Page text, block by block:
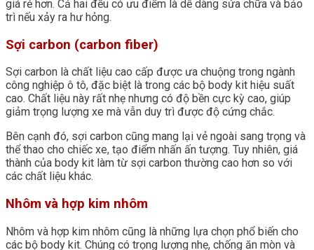
giá rẻ hơn. Cả hai đều có ưu điểm là dễ dàng sửa chữa và bảo
trì nếu xảy ra hư hỏng.
Sợi carbon (carbon fiber)
Sợi carbon là chất liệu cao cấp được ưa chuộng trong ngành
công nghiệp ô tô, đặc biệt là trong các bộ body kit hiệu suất
cao. Chất liệu này rất nhẹ nhưng có độ bền cực kỳ cao, giúp
giảm trọng lượng xe mà vẫn duy trì được độ cứng chắc.
Bên cạnh đó, sợi carbon cũng mang lại vẻ ngoài sang trọng và
thể thao cho chiếc xe, tạo điểm nhấn ấn tượng. Tuy nhiên, giá
thành của body kit làm từ sợi carbon thường cao hơn so với
các chất liệu khác.
Nhôm và hợp kim nhôm
Nhôm và hợp kim nhôm cũng là những lựa chọn phổ biến cho
các bộ body kit. Chúng có trọng lượng nhẹ, chống ăn mòn và